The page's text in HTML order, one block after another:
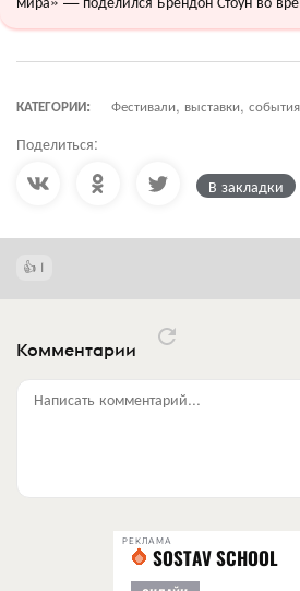
КАТЕГОРИИ: Фестивали, выставки, события
Поделиться:
В закладки
1
Комментарии
Написать комментарий...
РЕКЛАМА